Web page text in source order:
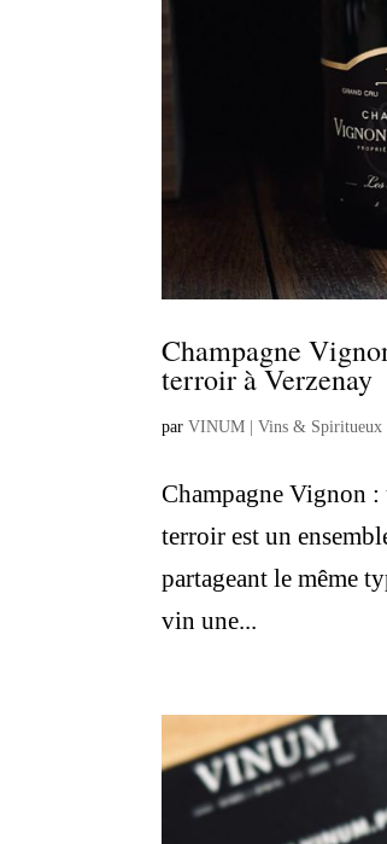
Champagne
terroir à Verzenay
parVINUM | Vins & Spiritueux
Champagne Vignon :
terroir est un
partageant le même
vin une...